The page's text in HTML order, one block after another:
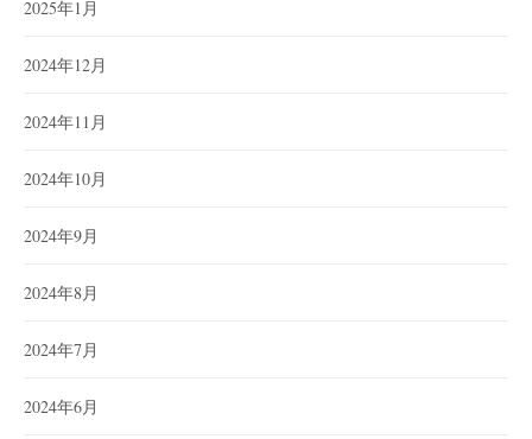
2025年1月
2024年12月
2024年11月
2024年10月
2024年9月
2024年8月
2024年7月
2024年6月